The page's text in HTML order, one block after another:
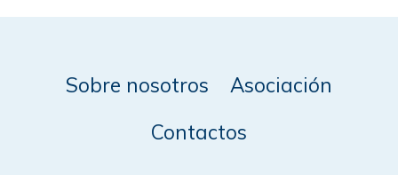
Sobre nosotros
Asociación
Contactos